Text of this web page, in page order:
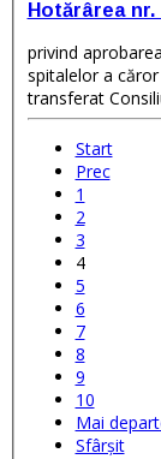
Hotărârea nr.
privind
spitalelor a căror management al activităţii medicale a fost
transferat
Start
Prec
1
2
3
4
5
6
7
8
9
10
Mai
Sfârșit